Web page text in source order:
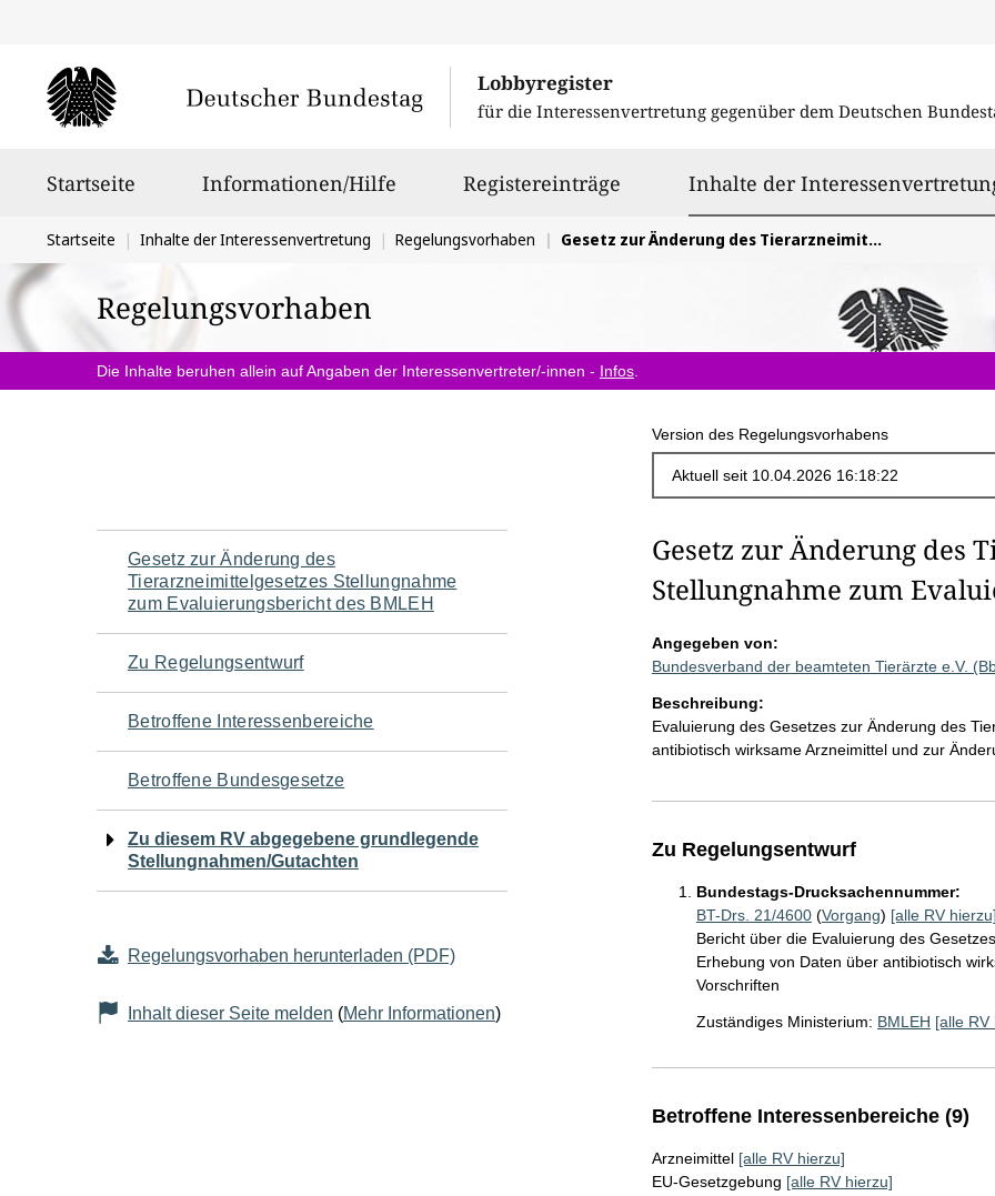
Lobbyregister
für die Interessenvertretung gegenüber dem Deutschen
Startseite Informationen/Hilfe Registereinträge Inhalte der
Sie
befinden
sich
hier:
Startseite Inhalte der Interessenvertretung Regelungsvorhaben Gesetz zur Änderung des Tierarzneimittelgesetzes Stellungnahme zum Evaluierungsbericht des BMLEH
Regelungsvorhaben
Die Inhalte beruhen allein auf Angaben der Interessenvertreter/-innen - Infos
Version des Regelungsvorhabens
Navigation
für
den
Seiteninhalt
Gesetz zur Änderung des
Tierarzneimittelgesetzes Stellungnahme
zum Evaluierungsbericht des BMLEH
Zu Regelungsentwurf
Betroffene Interessenbereiche
Betroffene Bundesgesetze
Zu diesem RV abgegebene grundlegende
Stellungnahmen/Gutachten
Regelungsvorhaben herunterladen (PDF)
Inhalt dieser Seite melden (Mehr Informationen)
Gesetz zur Änderung des
Stellungnahme zum
Angegeben von:
Bundesverband der beamteten Tierärzte e.V.
Beschreibung:
Evaluierung des Gesetzes zur Änderung des
antibiotisch wirksame Arzneimittel und zur
Zu Regelungsentwurf
Bundestags-Drucksachennummer:
BT-Drs. 21/4600(Vorgang) [alle RV
Bericht über die Evaluierung des
Erhebung von Daten über antibiotisch
Vorschriften
Zuständiges Ministerium: BMLEH [alle RV
Betroffene Interessenbereiche (9)
Arzneimittel [alle RV hierzu]
EU-Gesetzgebung [alle RV hierzu]